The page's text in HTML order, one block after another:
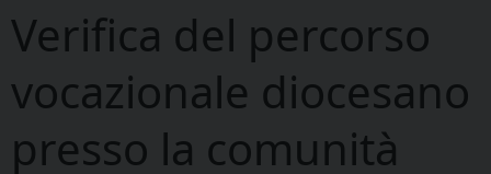
Verifica del percorso
vocazionale diocesano
presso la comunità